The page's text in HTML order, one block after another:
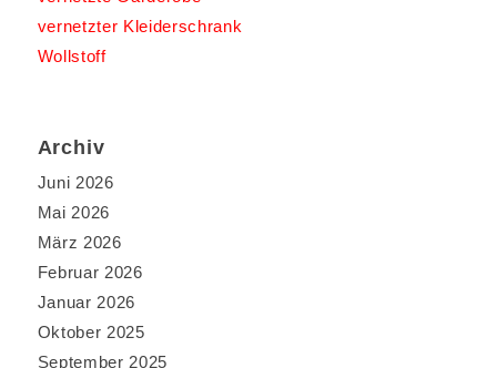
vernetzter Kleiderschrank
Wollstoff
Archiv
Juni 2026
Mai 2026
März 2026
Februar 2026
Januar 2026
Oktober 2025
September 2025